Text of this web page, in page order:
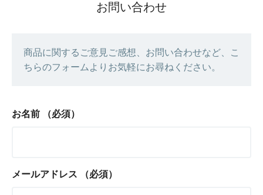
お問い合わせ
商品に関するご意見ご感想、お問い合わせなど、こ
ちらのフォームよりお気軽にお尋ねください。
お名前 （必須）
メールアドレス （必須）